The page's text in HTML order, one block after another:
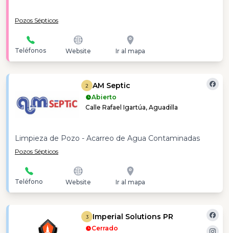
Pozos Sépticos
Teléfonos Website Ir al mapa
2 AM Septic
Abierto
Calle Rafael Igartúa, Aguadilla
Limpieza de Pozo - Acarreo de Agua Contaminadas
Pozos Sépticos
Teléfono Website Ir al mapa
3 Imperial Solutions PR
Cerrado